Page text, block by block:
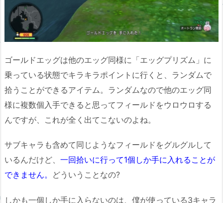
ゴールドエッグは他のエッグ同様に「エッグプリズム」に
乗っている状態でキラキラポイントに行くと、ランダムで
拾うことができるアイテム。ランダムなので他のエッグ同
様に複数個入手できると思ってフィールドをウロウロする
んですが、これが全く出てこないのよね。
サブキャラも含めて同じようなフィールドをグルグルして
いるんだけど、 一回拾いに行って1個しか手に入れることが
できません。 どういうことなの?
しかも一個しか手に入らないのは、僕が使っている3キャラ